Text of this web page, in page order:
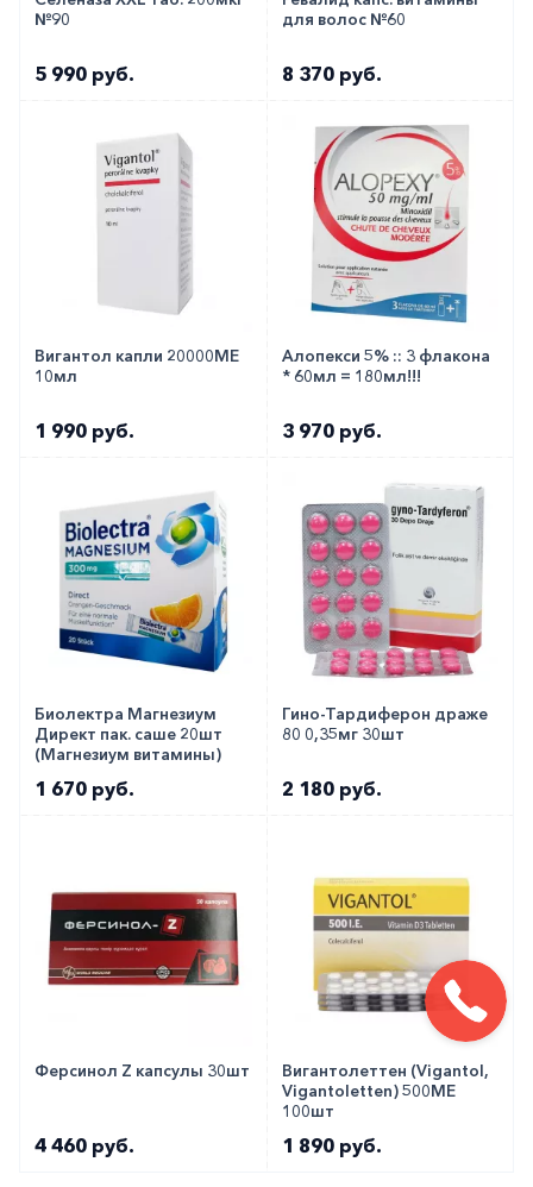
№90
5 990 руб.
для волос №60
8 370 руб.
Вигантол капли 20000МЕ
10мл
1 990 руб.
Алопекси 5% :: 3 флакона
* 60мл = 180мл!!!
3 970 руб.
Биолектра Магнезиум
Директ пак. саше 20шт
(Магнезиум витамины)
1 670 руб.
Гино-Тардиферон драже
80 0,35мг 30шт
2 180 руб.
Ферсинол Z капсулы 30шт
4 460 руб.
Вигантолеттен (Vigantol,
Vigantoletten) 500МЕ
100шт
1 890 руб.